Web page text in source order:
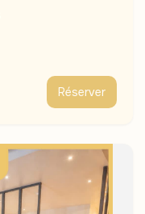
Réserver